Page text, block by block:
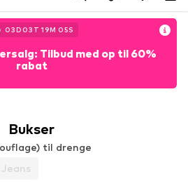
03D 03 T 19M 04S
Tilbud med op til 60%
rabat
Bukser
til drenge
Jeans